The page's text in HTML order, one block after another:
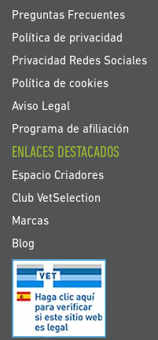
Preguntas Frecuentes
Política de privacidad
Privacidad Redes Sociales
Política de cookies
Aviso Legal
Programa de afiliación
ENLACES DESTACADOS
Espacio Criadores
Club VetSelection
Marcas
Blog